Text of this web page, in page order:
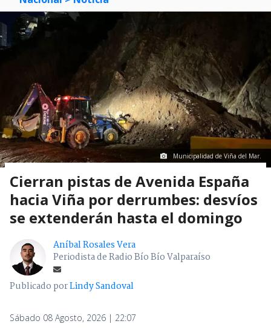
Municipalidad de Viña del Mar.
Cierran pistas de Avenida España
hacia Viña por derrumbes: desvíos
se extenderán hasta el domingo
Aníbal Rosales Vera
Periodista de Radio Bío Bío Valparaíso
Publicado porLindy Sandoval
Sábado 08 Agosto, 2026 | 22:07